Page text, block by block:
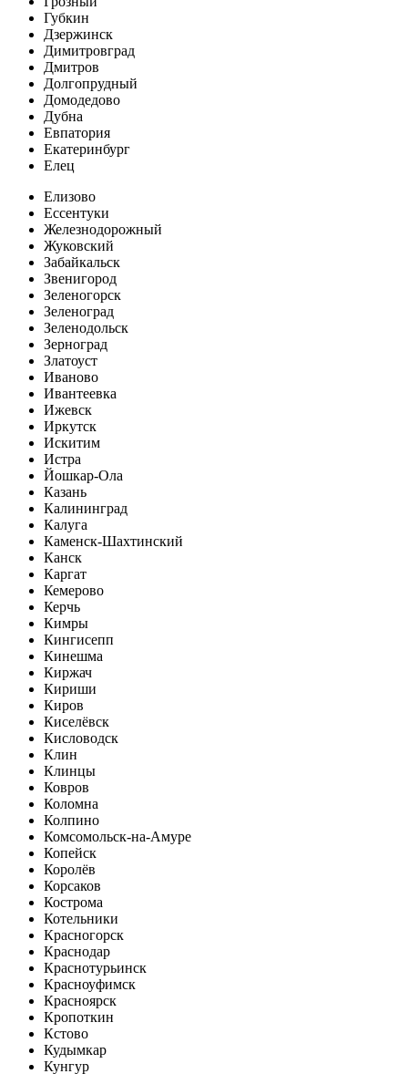
Губкин
Дзержинск
Димитровград
Дмитров
Долгопрудный
Домодедово
Дубна
Евпатория
Екатеринбург
Елец
Елизово
Ессентуки
Железнодорожный
Жуковский
Забайкальск
Звенигород
Зеленогорск
Зеленоград
Зеленодольск
Зерноград
Златоуст
Иваново
Ивантеевка
Ижевск
Иркутск
Искитим
Истра
Йошкар-Ола
Казань
Калининград
Калуга
Каменск-Шахтинский
Канск
Каргат
Кемерово
Керчь
Кимры
Кингисепп
Кинешма
Киржач
Кириши
Киров
Киселёвск
Кисловодск
Клин
Клинцы
Ковров
Коломна
Колпино
Комсомольск-на-Амуре
Копейск
Королёв
Корсаков
Кострома
Котельники
Красногорск
Краснодар
Краснотурьинск
Красноуфимск
Красноярск
Кропоткин
Кстово
Кудымкар
Кунгур